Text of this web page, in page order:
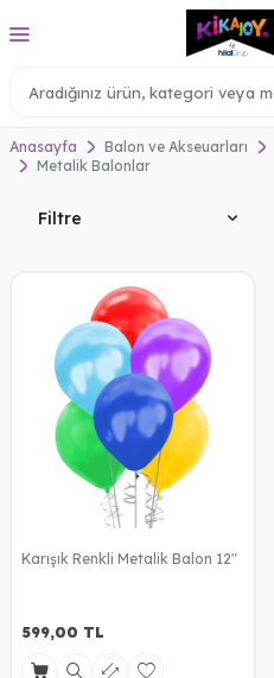
Anasayfa Balon ve Akseuarları
Metalik Balonlar
Filtre
Karışık Renkli Metalik Balon 12"
599,00 TL